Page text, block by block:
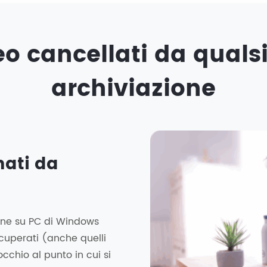
cancellati da
archiviazione
da
su PC di Windows
(anche quelli
al punto in cui si